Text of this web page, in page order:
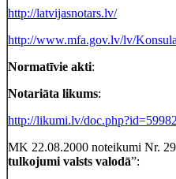
http://latvijasnotars.lv/
http://www.mfa.gov.lv/lv/
Normatīvie akti:
Notariāta likums:
http://likumi.lv/doc.php?id=59982
MK 22.08.2000 noteikumi Nr.
tulkojumi valsts valodā”: